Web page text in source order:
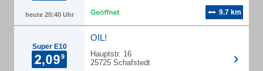
heute 20:40 Uhr 9.7 km
Super E10
OIL!
Hauptstr. 16
25725 Schafstedt